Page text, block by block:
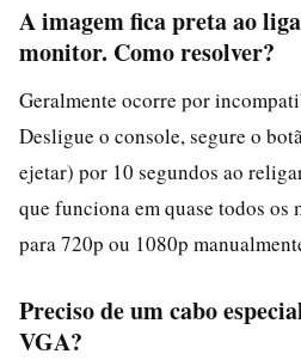
A imagem fica preta ao
monitor. Como resolver?
Geralmente ocorre por
Desligue o console, segure o
ejetar) por 10 segundos ao
que funciona em quase todos os
para 720p ou 1080p
Preciso de um cabo
VGA?